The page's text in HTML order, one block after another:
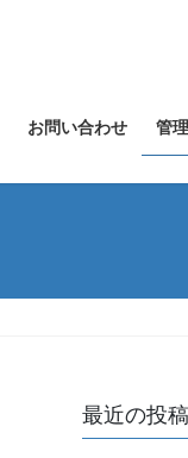
お問い合わせ 管
最近の投稿